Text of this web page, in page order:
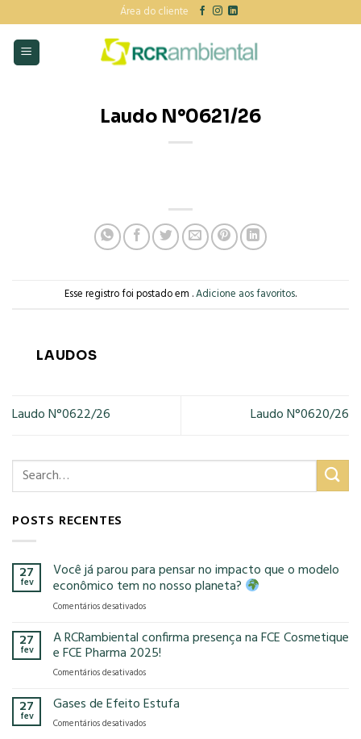
to
content
Área do cliente
Laudo N°0621/26
Esse registro foi postado em .Adicione aos favoritos.
LAUDOS
Laudo N°0622/26 Laudo N°0620/26
POSTS RECENTES
27
fev
Você já parou para pensar no impacto que o modelo
econômico tem no nosso planeta?
Comentários desativadosem
já
parou
para
pensar
impacto
o
27
fev
A RCRambiental confirma presença na FCE Cosmetique
e FCE Pharma 2025!
Comentários desativadosem
RCRambiental
presença
27
fev
Gases de Efeito Estufa
Comentários desativadosem